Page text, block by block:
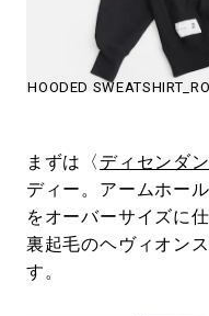
HOODED
まずは〈 ディセンダ
ディー。アームホー
をオーバーサイズに
裏起毛のヘヴィオン
す。